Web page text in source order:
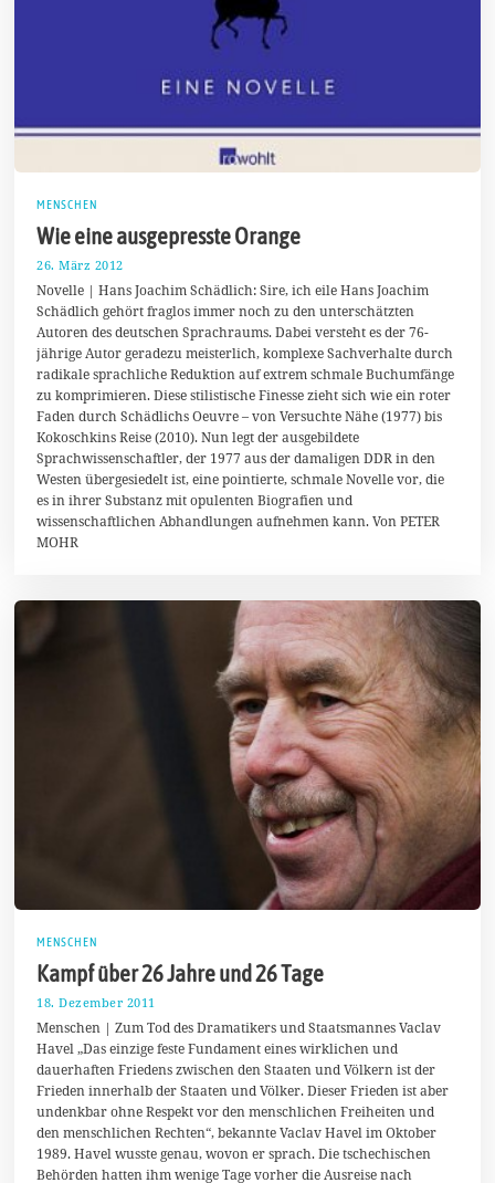
MENSCHEN
Wie eine ausgepresste Orange
26. März 2012
F
e
b
r
u
a
r
2
0
2
0
Novelle | Hans Joachim Schädlich: Sire, ich eile Hans Joachim
Schädlich gehört fraglos immer noch zu den unterschätzten
Autoren des deutschen Sprachraums. Dabei versteht es der 76-
jährige Autor geradezu meisterlich, komplexe Sachverhalte durch
radikale sprachliche Reduktion auf extrem schmale Buchumfänge
zu komprimieren. Diese stilistische Finesse zieht sich wie ein roter
Faden durch Schädlichs Oeuvre – von Versuchte Nähe (1977) bis
Kokoschkins Reise (2010). Nun legt der ausgebildete
Sprachwissenschaftler, der 1977 aus der damaligen DDR in den
Westen übergesiedelt ist, eine pointierte, schmale Novelle vor, die
es in ihrer Substanz mit opulenten Biografien und
wissenschaftlichen Abhandlungen aufnehmen kann. Von PETER
MOHR
MENSCHEN
Kampf über 26 Jahre und 26 Tage
18. Dezember 2011
.
M
ä
r
2
0
1
Menschen | Zum Tod des Dramatikers und Staatsmannes Vaclav
Havel „Das einzige feste Fundament eines wirklichen und
dauerhaften Friedens zwischen den Staaten und Völkern ist der
Frieden innerhalb der Staaten und Völker. Dieser Frieden ist aber
undenkbar ohne Respekt vor den menschlichen Freiheiten und
den menschlichen Rechten“, bekannte Vaclav Havel im Oktober
1989. Havel wusste genau, wovon er sprach. Die tschechischen
Behörden hatten ihm wenige Tage vorher die Ausreise nach